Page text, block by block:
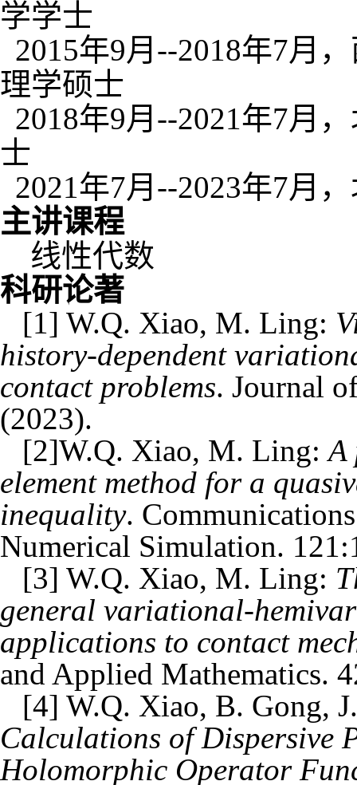
学学士
2015年9月 --2018年7月
理学硕士
2018年9月 --2021年7月
士
2021年7月 --2023年7月
主讲课程
线性代数
科研论著
[1] W.Q. Xiao, M. Ling:
history-dependent
contact problems. Journal
(2023).
[2]W.Q. Xiao, M. Ling:A
element method for a
inequality.
Numerical Simulation. 121:
[3] W.Q. Xiao, M. Ling:
general variational-
applications to contact
and Applied Mathematics.
[4] W.Q. Xiao, B. Gong,
Calculations of Dispersive
Holomorphic Operator